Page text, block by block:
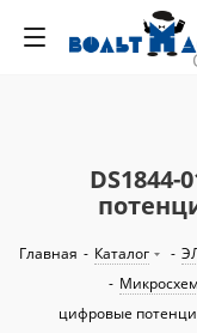
Главная - Каталог -
-
цифровые